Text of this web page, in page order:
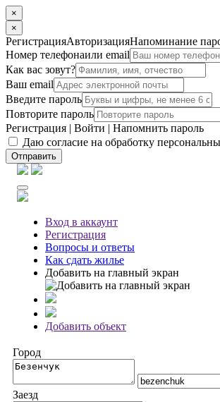
×
×
РегистрацияАвторизацияНапоминание
Номер телефонаили email
Как вас зовут?
Ваш email
Введите пароль
Повторите пароль
Регистрация | Войти | Напомнить пароль
Даю согласие на обработку
Отправить
Вход в аккаунт
Регистрация
Вопросы и ответы
Как сдать жилье
Добавить на главный экран
Добавить объект
Город
Заезд